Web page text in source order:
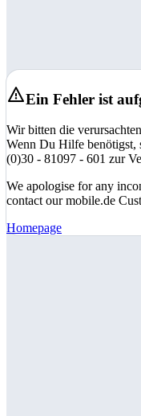
Ein Fehler ist
Wir bitten die
Wenn Du Hilfe benötigst,
(0)30 - 81097 - 601 zur
We apologise for any
contact our mobile.de
Homepage